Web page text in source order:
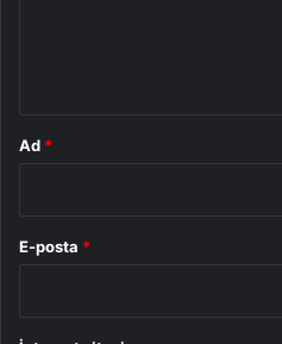
Ad *
E-posta *